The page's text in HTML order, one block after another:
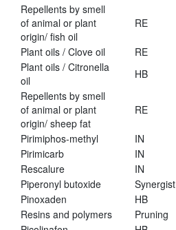
Repellents by smell
of animal or plant
origin/ fish oil
RE
Plant oils / Clove oil RE
Plant oils / Citronella
oil
HB
Repellents by smell
of animal or plant
origin/ sheep fat
RE
Pirimiphos-methyl IN
Pirimicarb
IN
Rescalure
IN
Piperonyl butoxide
Synergist
Pinoxaden
HB
Resins and polymers
Pruning